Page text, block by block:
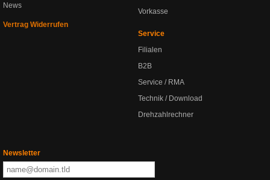
News
Vertrag Widerrufen
Vorkasse
Service
Filialen
B2B
Service / RMA
Technik / Download
Drehzahlrechner
Newsletter